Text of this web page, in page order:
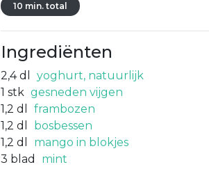
10 min. total
Ingrediënten
2,4 dl
yoghurt, natuurlijk
1 stk gesneden vijgen
1,2 dl
frambozen
1,2 dl
bosbessen
1,2 dl
mango in blokjes
3 blad mint